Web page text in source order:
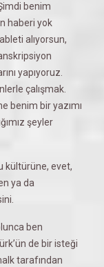
benim
haberi yok
alıyorsun,
yapıyoruz.
çalışmak.
benim bir yazımı
şeyler
kültürüne, evet,
ya da
ben
de bir isteği
tarafından